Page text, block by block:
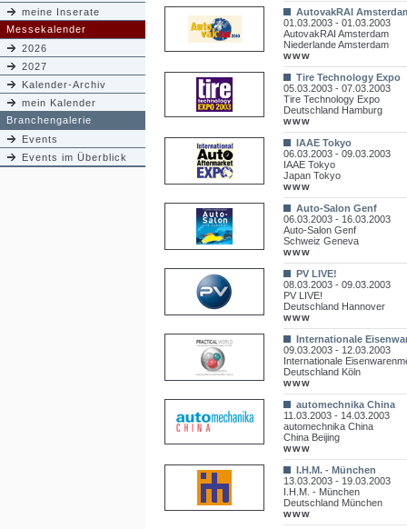
meine Inserate
Messekalender
2026
2027
Kalender-Archiv
mein Kalender
Branchengalerie
Events
Events im Überblick
AutovakRAI
01.03.2003 - 01.03.2003
AutovakRAI Amsterdam
Niederlande Amsterdam
www
Tire Technology Expo
05.03.2003 - 07.03.2003
Tire Technology Expo
Deutschland Hamburg
www
IAAE Tokyo
06.03.2003 - 09.03.2003
IAAE Tokyo
Japan Tokyo
www
Auto-Salon Genf
06.03.2003 - 16.03.2003
Auto-Salon Genf
Schweiz Geneva
www
PV LIVE!
08.03.2003 - 09.03.2003
PV LIVE!
Deutschland Hannover
www
Internationale
09.03.2003 - 12.03.2003
Internationale
Deutschland Köln
www
automechnika China
11.03.2003 - 14.03.2003
automechnika China
China Beijing
www
I.H.M. - München
13.03.2003 - 19.03.2003
I.H.M. - München
Deutschland München
www